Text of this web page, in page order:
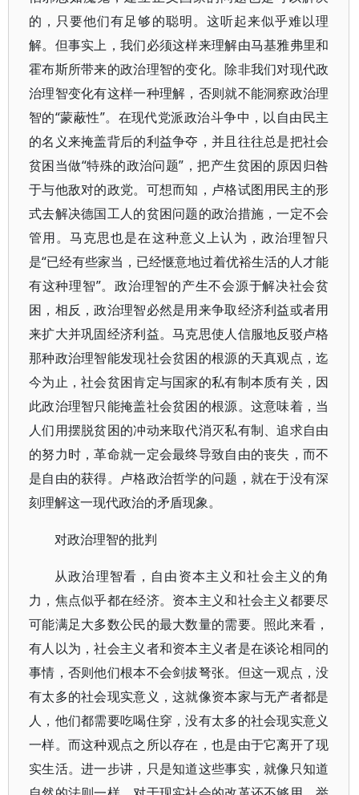
的，只要他们有足够的聪明。这听起来似乎难以理
解。但事实上，我们必须这样来理解由马基雅弗里和
霍布斯所带来的政治理智的变化。除非我们对现代政
治理智变化有这样一种理解，否则就不能洞察政治理
智的“蒙蔽性”。在现代党派政治斗争中，以自由民主
的名义来掩盖背后的利益争夺，并且往往总是把社会
贫困当做“特殊的政治问题”，把产生贫困的原因归咎
于与他敌对的政党。可想而知，卢格试图用民主的形
式去解决德国工人的贫困问题的政治措施，一定不会
管用。马克思也是在这种意义上认为，政治理智只
是“已经有些家当，已经惬意地过着优裕生活的人才能
有这种理智”。政治理智的产生不会源于解决社会贫
困，相反，政治理智必然是用来争取经济利益或者用
来扩大并巩固经济利益。马克思使人信服地反驳卢格
那种政治理智能发现社会贫困的根源的天真观点，迄
今为止，社会贫困肯定与国家的私有制本质有关，因
此政治理智只能掩盖社会贫困的根源。这意味着，当
人们用摆脱贫困的冲动来取代消灭私有制、追求自由
的努力时，革命就一定会最终导致自由的丧失，而不
是自由的获得。卢格政治哲学的问题，就在于没有深
刻理解这一现代政治的矛盾现象。
对政治理智的批判
从政治理智看，自由资本主义和社会主义的角
力，焦点似乎都在经济。资本主义和社会主义都要尽
可能满足大多数公民的最大数量的需要。照此来看，
有人以为，社会主义者和资本主义者是在谈论相同的
事情，否则他们根本不会剑拔弩张。但这一观点，没
有太多的社会现实意义，这就像资本家与无产者都是
人，他们都需要吃喝住穿，没有太多的社会现实意义
一样。而这种观点之所以存在，也是由于它离开了现
实生活。进一步讲，只是知道这些事实，就像只知道